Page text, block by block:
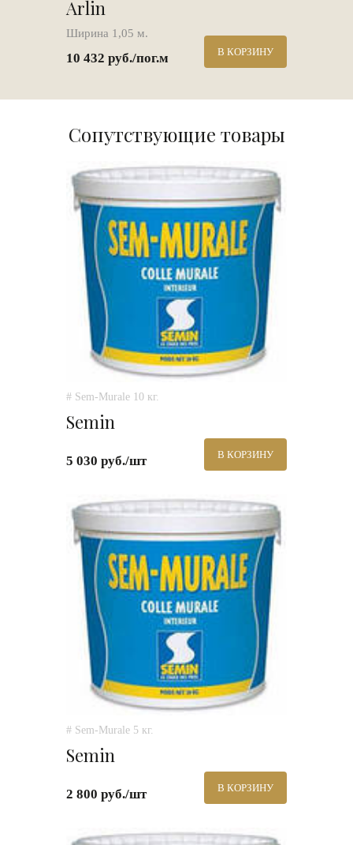
Arlin
Ширина 1,05 м.
10 432 руб./пог.м В КОРЗИНУ
Сопутствующие товары
# Sem-Murale 10 кг.
Semin
5 030 руб./шт В КОРЗИНУ
# Sem-Murale 5 кг.
Semin
2 800 руб./шт В КОРЗИНУ